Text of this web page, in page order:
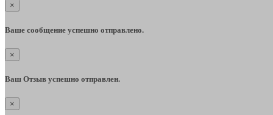
×
Ваше сообщение успешно отправлено.
×
Ваш Отзыв успешно отправлен.
×